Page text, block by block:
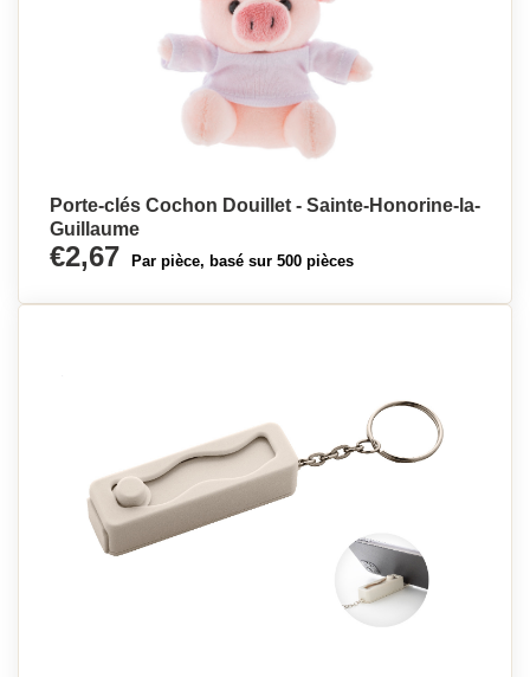
Porte-clés Cochon Douillet - Sainte-Honorine-la-
Guillaume
€2,67 Par pièce, basé sur 500 pièces